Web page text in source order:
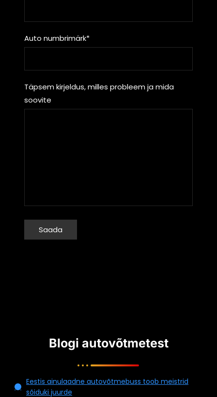
Auto numbrimärk*
Täpsem kirjeldus, milles probleem ja mida
soovite
Blogi autovõtmetest
Eestis ainulaadne autovõtmebuss toob meistrid
sõiduki juurde